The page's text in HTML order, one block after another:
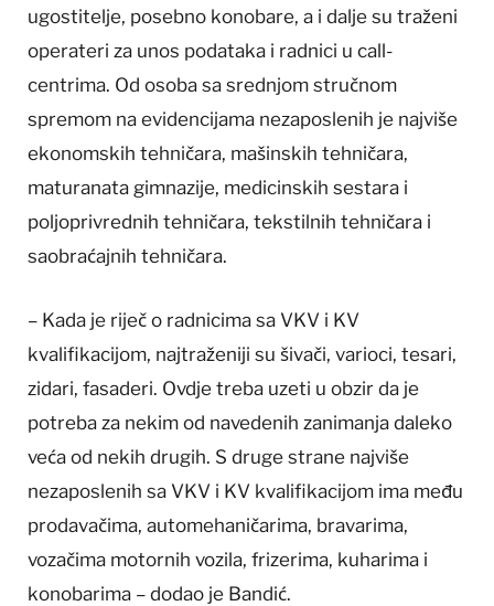
ugostitelje, posebno konobare, a i dalje su traženi
operateri za unos podataka i radnici u call-
centrima. Od osoba sa srednjom stručnom
spremom na evidencijama nezaposlenih je najviše
ekonomskih tehničara, mašinskih tehničara,
maturanata gimnazije, medicinskih sestara i
poljoprivrednih tehničara, tekstilnih tehničara i
saobraćajnih tehničara.
– Kada je riječ o radnicima sa VKV i KV
kvalifikacijom, najtraženiji su šivači, varioci, tesari,
zidari, fasaderi. Ovdje treba uzeti u obzir da je
potreba za nekim od navedenih zanimanja daleko
veća od nekih drugih. S druge strane najviše
nezaposlenih sa VKV i KV kvalifikacijom ima među
prodavačima, automehaničarima, bravarima,
vozačima motornih vozila, frizerima, kuharima i
konobarima – dodao je Bandić.